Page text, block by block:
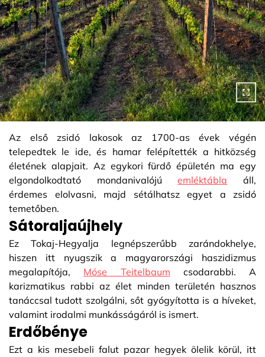
Az első zsidó lakosok az 1700-as évek végén
telepedtek le ide, és hamar felépítették a hitközség
életének alapjait. Az egykori fürdő épületén ma egy
elgondolkodtató mondanivalójúemléktábla áll,
érdemes elolvasni, majd sétálhatsz egyet a zsidó
temetőben.
Sátoraljaújhely
Ez Tokaj-Hegyalja legnépszerűbb zarándokhelye,
hiszen itt nyugszik a magyarországi haszidizmus
megalapítója, Móse Teitelbaum csodarabbi. A
karizmatikus rabbi az élet minden területén hasznos
tanáccsal tudott szolgálni, sőt gyógyította is a híveket,
valamint irodalmi munkásságáról is ismert.
Erdőbénye
Ezt a kis mesebeli falut pazar hegyek ölelik körül, itt